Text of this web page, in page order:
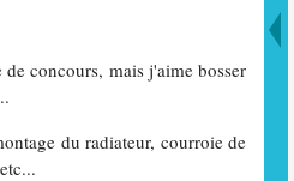
concours, mais j'aime bosser
du radiateur, courroie de